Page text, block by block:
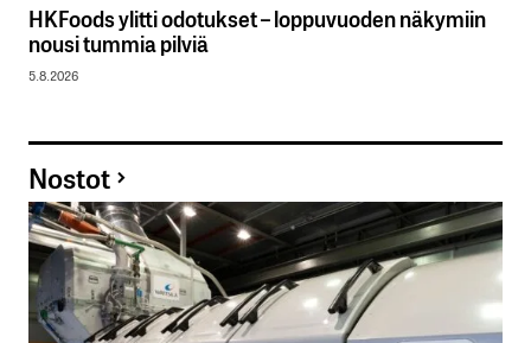
HKFoods ylitti odotukset – loppuvuoden näkymiin
nousi tummia pilviä
5.8.2026
Nostot